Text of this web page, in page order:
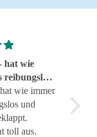
hat wie
reibungslos
geklappt
wie immer
und
toll aus.